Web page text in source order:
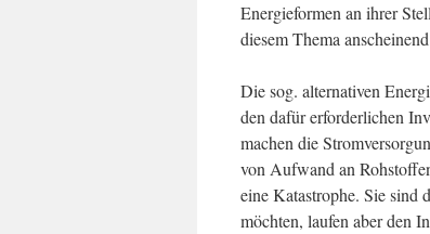
Energieformen an ihrer
diesem Thema
Die sog. alternativen
den dafür erforderlichen
machen die
von Aufwand an
eine Katastrophe. Sie sind
möchten, laufen aber den